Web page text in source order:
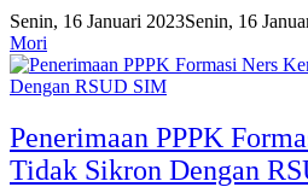
Senin, 16 Januari 2023Senin, 16
Mori
Penerimaan PPPK
Tidak Sikron Dengan